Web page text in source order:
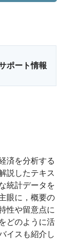
ポート情報
済を分析する
説したテキス
統計データを
眼に，概要の
性や留意点に
どのように活
イスも紹介し